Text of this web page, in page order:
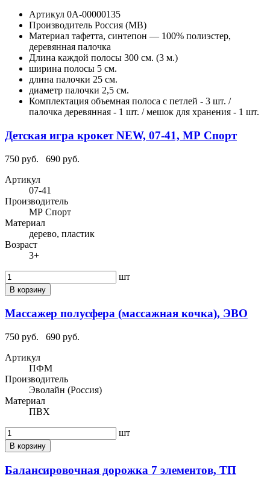
Артикул 0А-00000135
Производитель Россия (МВ)
Материал тафетта, синтепон — 100% полиэстер,
деревянная палочка
Длина каждой полосы 300 см. (3 м.)
ширина полосы 5 см.
длина палочки 25 см.
диаметр палочки 2,5 см.
Комплектация объемная полоса с петлей - 3 шт. /
палочка деревянная - 1 шт. / мешок для хранения - 1 шт.
Детская игра крокет NEW, 07-41, МР Спорт
750 руб.
690 руб.
Артикул
07-41
Производитель
МР Спорт
Материал
дерево, пластик
Возраст
3+
шт
В корзину
Массажер полусфера (массажная кочка), ЭВО
750 руб.
690 руб.
Артикул
ПФМ
Производитель
Эволайн (Россия)
Материал
ПВХ
шт
В корзину
Балансировочная дорожка 7 элементов, ТП